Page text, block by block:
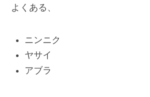
よくある、
ニンニク
ヤサイ
アブラ